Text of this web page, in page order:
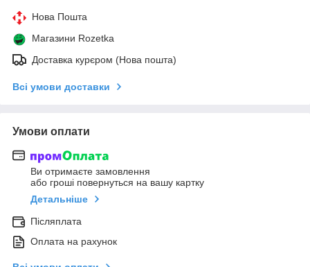
Нова Пошта
Магазини Rozetka
Доставка курєром (Нова пошта)
Всі умови доставки
Умови оплати
Ви отримаєте замовлення
або гроші повернуться на вашу картку
Детальніше
Післяплата
Оплата на рахунок